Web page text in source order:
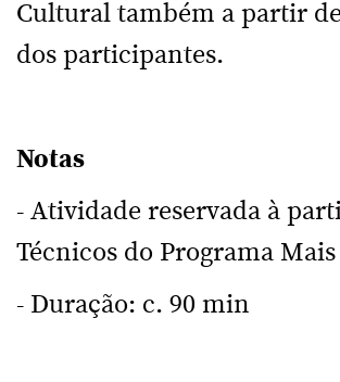
Cultural também a partir
dos participantes.
Notas
- Atividade reservada à
Técnicos do Programa Mais
- Duração: c. 90 min